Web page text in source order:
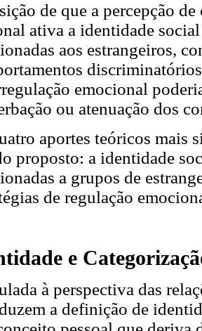
de que a percepção
ativa a identidade
aos estrangeiros,
emocional
ou atenuação dos
aportes teóricos mais
proposto: a identidade
a grupos de
de regulação
e
à perspectiva das
a definição de